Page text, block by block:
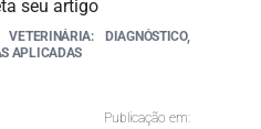
DIAGNÓSTICO,
APLICADAS
Publicação em: